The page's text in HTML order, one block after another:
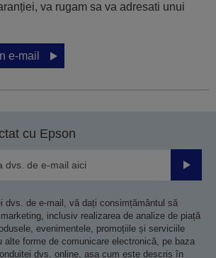
va rugam sa va adresati unui
e-mail
cu Epson
dvs. de e-mail, vă dați consimțământul să
inclusiv realizarea de analize de piață
evenimentele, promoțiile și serviciile
alte forme de comunicare electronică, pe baza
dvs. online, așa cum este descris în